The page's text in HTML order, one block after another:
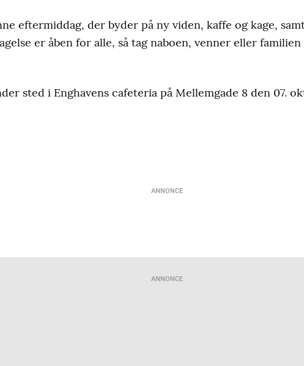
eftermiddag, der byder på ny viden, kaffe og kage,
er åben for alle, så tag naboen, venner eller
sted i Enghavens cafeteria på Mellemgade 8 den 07.
ANNONCE
ANNONCE